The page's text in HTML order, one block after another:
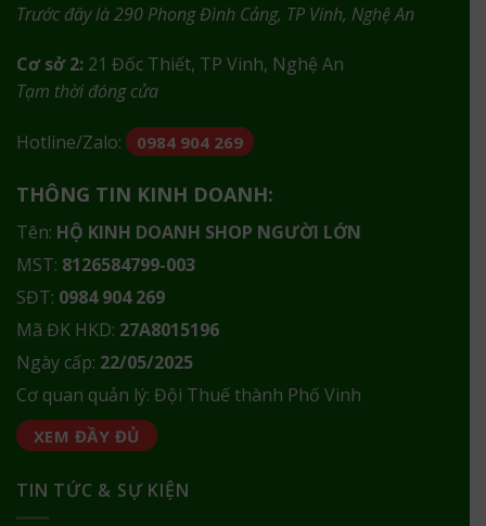
Trước đây là 290 Phong Đình Cảng, TP Vinh, Nghệ An
Cơ sở 2: 21 Đốc Thiết, TP Vinh, Nghệ An
Tạm thời đóng cửa
Hotline/Zalo: 0984 904 269
THÔNG TIN KINH DOANH:
Tên: HỘ KINH DOANH SHOP NGƯỜI LỚN
MST: 8126584799-003
SĐT: 0984 904 269
Mã ĐK HKD: 27A8015196
Ngày cấp: 22/05/2025
Cơ quan quản lý: Đội Thuế thành Phố Vinh
XEM ĐẦY ĐỦ
TIN TỨC & SỰ KIỆN